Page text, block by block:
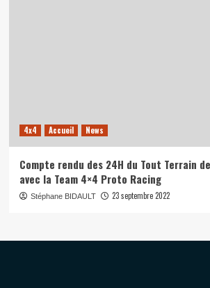
4x4 Accueil News
Compte rendu des 24H du Tout Terrain
avec la Team 4×4 Proto Racing
Stéphane BIDAULT 23 septembre 2022